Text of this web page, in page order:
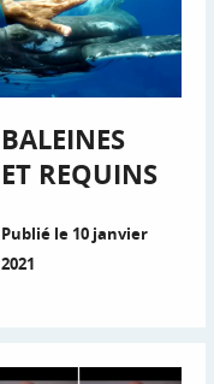
BALEINES
ET REQUINS
Publié le 10 janvier
2021